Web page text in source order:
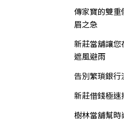
傳家寶的雙
眉之急
新莊當舖讓
遮風避雨
告別繁瑣銀
新莊借錢極
樹林當舖幫